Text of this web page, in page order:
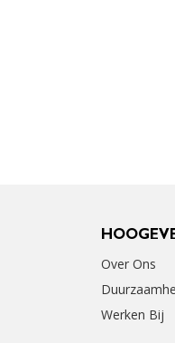
Over Ons
Werken Bij